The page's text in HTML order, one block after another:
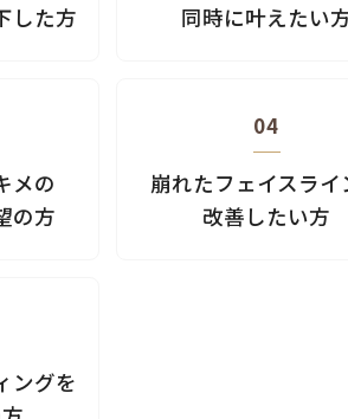
した方
同時に叶えたい
メの
の方
04
崩れたフェイスライ
改善したい方
ングを